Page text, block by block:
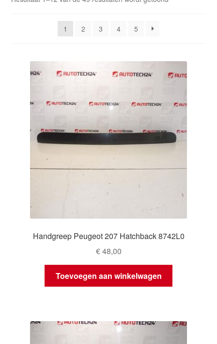
Mijn account
Over ons
Privacybeleid
Wereldwijde verzending
1
2 3 4 5
Handgreep Peugeot 207 Hatchback 8742L0
€48,00
Toevoegen aan winkelwagen